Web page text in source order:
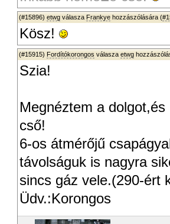
(#15896) etwg válasza Frankye hozzászólására (
Kösz!
(#15915) Fordítókorongos válasza etwg
Szia!
Megnéztem a
cső!
6-os átmérőjű
távolságuk is nagyra
sincs gáz vele.(290-ért
Üdv.:Korongos